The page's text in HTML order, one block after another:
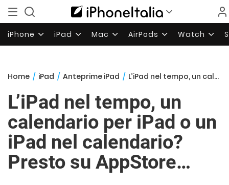
iPhone iPad Mac AirPods Watch
Home / iPad / Anteprime iPad / L’iPad nel tempo, un calendario per iPad o un iPad nel calendario? Presto su AppStore…
L’iPad nel tempo, un
calendario per iPad o un
iPad nel calendario?
Presto su AppStore…